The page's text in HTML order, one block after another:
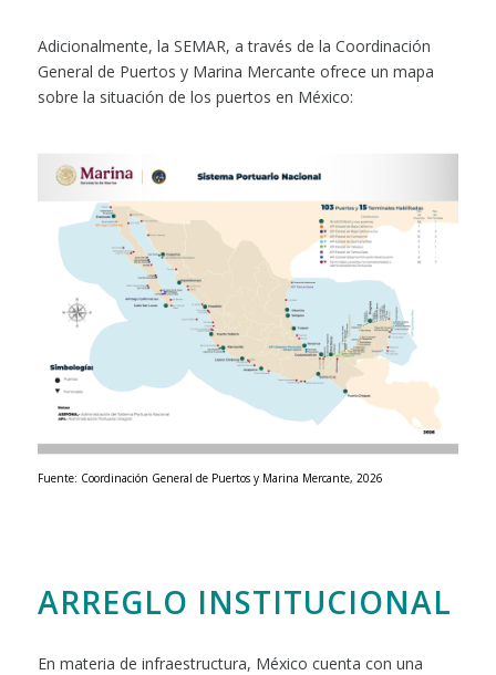
Adicionalmente, la SEMAR, a través de la Coordinación
General de Puertos y Marina Mercante ofrece un mapa
sobre la situación de los puertos en México:
Fuente: Coordinación General de Puertos y Marina Mercante, 2026
ARREGLO INSTITUCIONAL
En materia de infraestructura, México cuenta con una